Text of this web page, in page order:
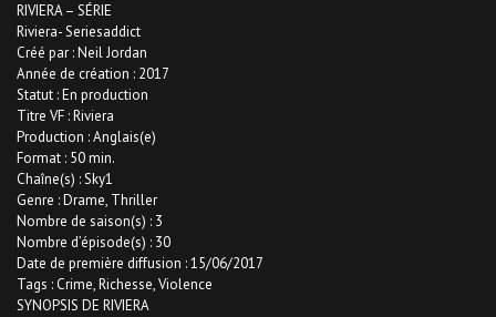
RIVIERA – SÉRIE
Riviera- Seriesaddict
Créé par : Neil Jordan
Année de création : 2017
Statut : En production
Titre VF : Riviera
Production : Anglais(e)
Format : 50 min.
Chaîne(s) : Sky1
Genre : Drame, Thriller
Nombre de saison(s) : 3
Nombre d’épisode(s) : 30
Date de première diffusion : 15/06/2017
Tags : Crime, Richesse, Violence
SYNOPSIS DE RIVIERA